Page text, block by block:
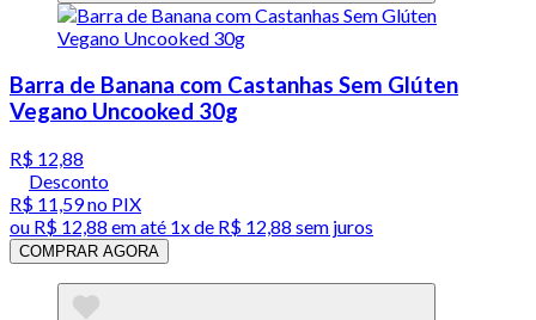
Barra de Banana com Castanhas Sem Glúten
Vegano Uncooked 30g
R$ 12,88
Desconto
R$ 11,59no PIX
ou R$ 12,88 em até 1x de R$ 12,88 sem juros
COMPRAR AGORA